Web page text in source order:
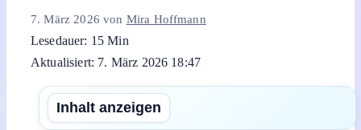
Lesedauer: 15 Min
Aktualisiert: 7. März 2026 18:47
Inhalt anzeigen